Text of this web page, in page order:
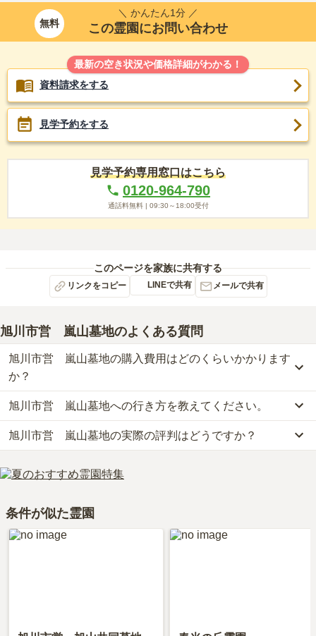
無料
＼ かんたん1分 ／
この霊園にお問い合わせ
最新の空き状況や価格詳細がわかる！
資料請求をする
見学予約をする
見学予約専用窓口はこちら
0120-964-790
通話料無料 | 09:30～18:00受付
このページを家族に共有する
リンクをコピー LINEで共有 メールで共有
旭川市営 嵐山墓地のよくある質問
旭川市営 嵐山墓地の購入費用はどのくらいかかります
か？
旭川市営　嵐山墓地の現在の販売価格については現在調査中です。
お墓は、価格が高いものがよい、安いものが悪い、という訳ではあ
りません。大切なのは、ご家族が心から納得し、安心してお参りで
きる場所を選ぶことです。
旭川市営 嵐山墓地への行き方を教えてください。
公共交通機関の場合、旭川電気軌道バスに乗車、「旭岡6バス停」
下車徒歩約3分です。
車の場合、「比布北インター」から車で約30分です。
詳しいルートや地図は、本ページの「地図・交通アクセス」欄をご
旭川市営 嵐山墓地の実際の評判はどうですか？
当サイトに寄せられた総合評価は、2.6点です。特に周辺施設が高
く評価されています。
い。あらかじめ持参しないといけないところは不便です。子供たち
は虫採りで遊びます。」といったお声をいただいております。
条件が似た霊園